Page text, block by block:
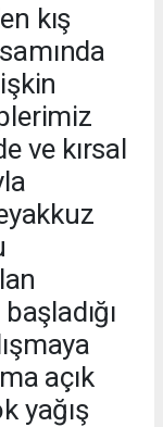
kış
ve kırsal
açık
yağış